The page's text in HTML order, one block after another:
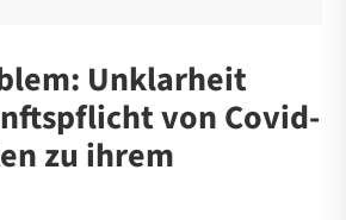
Unklarheit
von Covid-
zu ihrem